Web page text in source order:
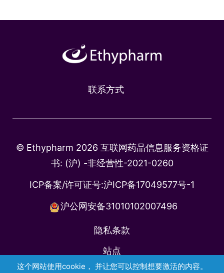
联系方式
© Ethypharm 2026 互联网药品信息服务资格证
书: (沪) -非经营性-2021-0260
ICP备案/许可证号:沪ICP备17049577号-1
沪公网安备31010102007496
隐私条款
站点
这个网站使用cookie， 并让您可以控制想要激活的内容。